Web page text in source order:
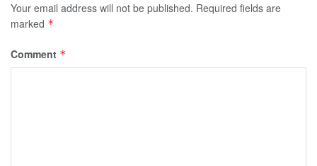
Your email address will not be published. Required fields are
marked *
Comment *